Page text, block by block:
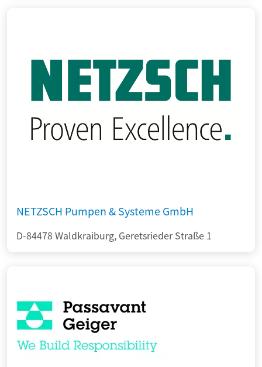
NETZSCH Pumpen & Systeme GmbH
D-84478 Waldkraiburg, Geretsrieder Straße 1